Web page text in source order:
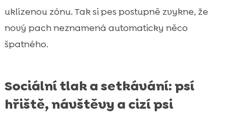
uklízenou zónu. Tak si pes postupně zvykne, že
nový pach neznamená automaticky něco
špatného.
Sociální tlak a setkávání: psí
hřiště, návštěvy a cizí psi